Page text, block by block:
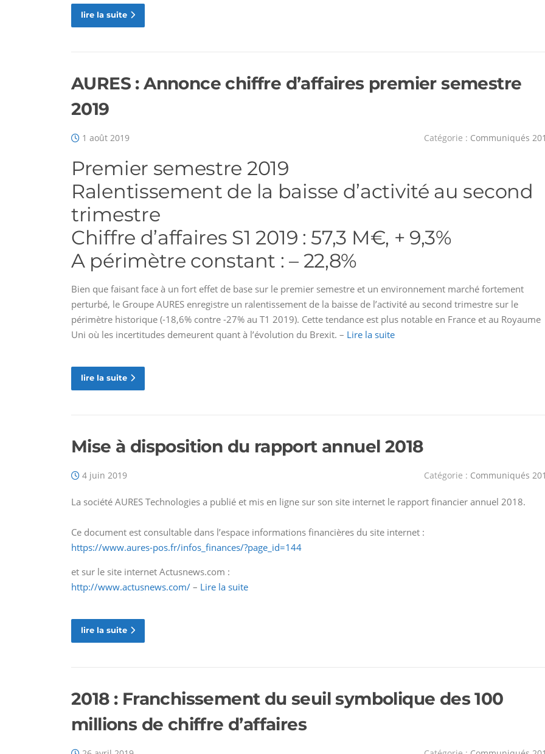
lire la suite
AURES : Annonce chiffre d’affaires premier semestre
2019
1 août 2019 Catégorie : Communiqués
Premier semestre 2019
Ralentissement de la baisse d’activité au second
trimestre
Chiffre d’affaires S1 2019 : 57,3 M€, + 9,3%
A périmètre constant : – 22,8%
Bien que faisant face à un fort effet de base sur le premier semestre et un environnement marché fortement
perturbé, le Groupe AURES enregistre un ralentissement de la baisse de l’activité au second trimestre sur le
périmètre historique (-18,6% contre -27% au T1 2019). Cette tendance est plus notable en France et au Royaume
Uni où les incertitudes demeurent quant à l’évolution du Brexit. – Lire la suite
lire la suite
Mise à disposition du rapport annuel 2018
4 juin 2019 Catégorie : Communiqués
La société AURES Technologies a publié et mis en ligne sur son site internet le rapport financier annuel 2018.
Ce document est consultable dans l’espace informations financières du site internet :
https://www.aures-pos.fr/infos_finances/?page_id=144
et sur le site internet Actusnews.com :
http://www.actusnews.com/ – Lire la suite
lire la suite
2018 : Franchissement du seuil symbolique des 100
millions de chiffre d’affaires